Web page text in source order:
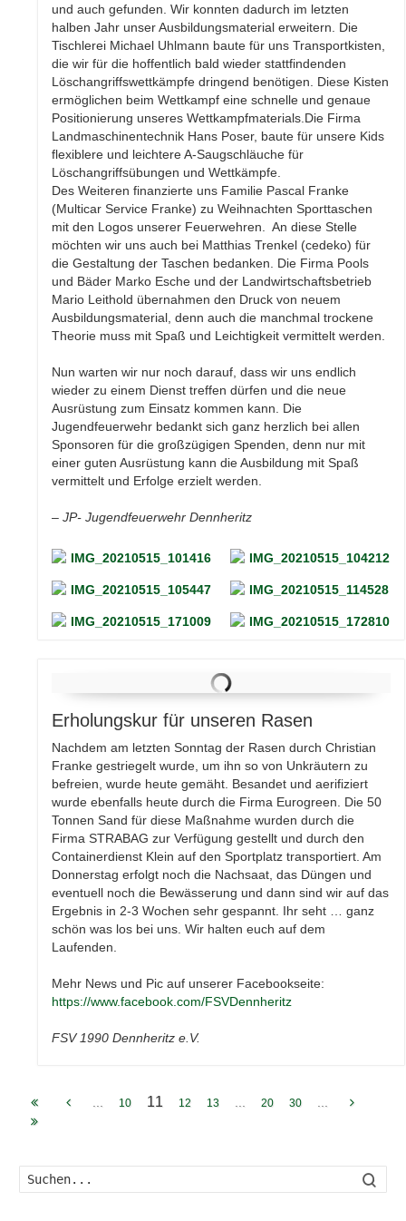
und auch gefunden. Wir konnten dadurch im letzten
halben Jahr unser Ausbildungsmaterial erweitern. Die
Tischlerei Michael Uhlmann baute für uns Transportkisten,
die wir für die hoffentlich bald wieder stattfindenden
Löschangriffswettkämpfe dringend benötigen. Diese Kisten
ermöglichen beim Wettkampf eine schnelle und genaue
Positionierung unseres Wettkampfmaterials.Die Firma
Landmaschinentechnik Hans Poser, baute für unsere Kids
flexiblere und leichtere A-Saugschläuche für
Löschangriffsübungen und Wettkämpfe.
Des Weiteren finanzierte uns Familie Pascal Franke
(Multicar Service Franke) zu Weihnachten Sporttaschen
mit den Logos unserer Feuerwehren. An diese Stelle
möchten wir uns auch bei Matthias Trenkel (cedeko) für
die Gestaltung der Taschen bedanken. Die Firma Pools
und Bäder Marko Esche und der Landwirtschaftsbetrieb
Mario Leithold übernahmen den Druck von neuem
Ausbildungsmaterial, denn auch die manchmal trockene
Theorie muss mit Spaß und Leichtigkeit vermittelt werden.
Nun warten wir nur noch darauf, dass wir uns endlich
wieder zu einem Dienst treffen dürfen und die neue
Ausrüstung zum Einsatz kommen kann. Die
Jugendfeuerwehr bedankt sich ganz herzlich bei allen
Sponsoren für die großzügigen Spenden, denn nur mit
einer guten Ausrüstung kann die Ausbildung mit Spaß
vermittelt und Erfolge erzielt werden.
– JP- Jugendfeuerwehr Dennheritz
Erholungskur für unseren Rasen
Nachdem am letzten Sonntag der Rasen durch Christian
Franke gestriegelt wurde, um ihn so von Unkräutern zu
befreien, wurde heute gemäht. Besandet und aerifiziert
wurde ebenfalls heute durch die Firma Eurogreen. Die 50
Tonnen Sand für diese Maßnahme wurden durch die
Firma STRABAG zur Verfügung gestellt und durch den
Containerdienst Klein auf den Sportplatz transportiert. Am
Donnerstag erfolgt noch die Nachsaat, das Düngen und
eventuell noch die Bewässerung und dann sind wir auf das
Ergebnis in 2-3 Wochen sehr gespannt. Ihr seht … ganz
schön was los bei uns. Wir halten euch auf dem
Laufenden.
Mehr News und Pic auf unserer Facebookseite:
https://www.facebook.com/FSVDennheritz
FSV 1990 Dennheritz e.V.
10 11 12 13 20 30